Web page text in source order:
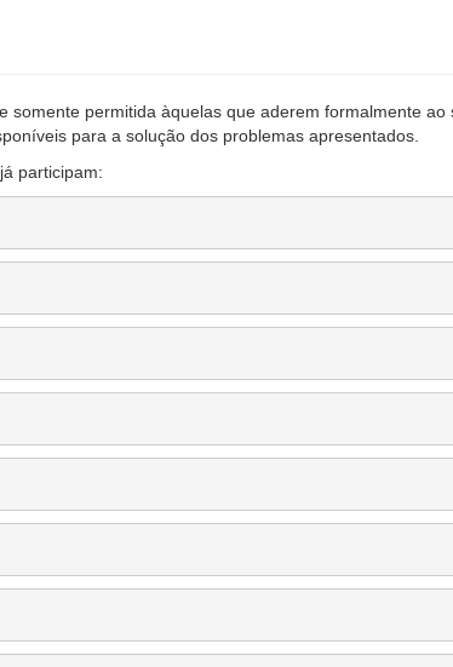
somente permitida àquelas que aderem formalmente
para a solução dos problemas apresentados.
participam: